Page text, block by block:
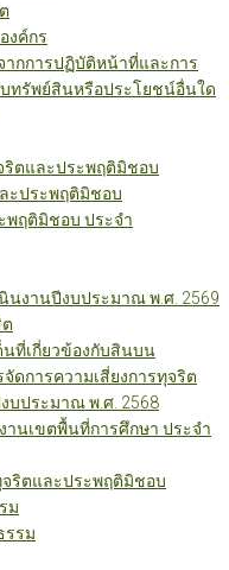
งค์กร
ากการปฏิบัติหน้าที่และการ
ทรัพย์สินหรือประโยชน์อื่นใด
ริตและประพฤติมิชอบ
ละประพฤติมิชอบ
พฤติมิชอบ ประจำ
นงานปีงบประมาณ พ.ศ. 2569
นที่เกี่ยวข้องกับสินบน
ดการความเสี่ยงการทุจริต
บประมาณ พ.ศ. 2568
านเขตพื้นที่การศึกษา ประจำ
จริตและประพฤติมิชอบ
ม
รรม